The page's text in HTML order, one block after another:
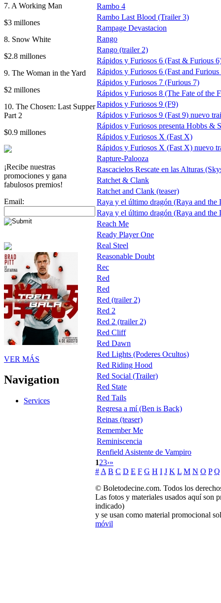
7. A Working Man
$3 millones
8. Snow White
$2.8 millones
9. The Woman in the Yard
$2 millones
10. The Chosen: Last Supper
Part 2
$0.9 millones
¡Recibe nuestras
promociones y gana
fabulosos premios!
Email:
VER MÁS
Navigation
Services
Rambo 4
Rambo Last Blood (Trailer 3)
Rampage Devastacion
Rango
Rango (trailer 2)
Rápidos y Furiosos 6 (Fast & Furious
Rápidos y Furiosos 6 (Fast and
Rápidos y Furiosos 7 (Furious 7)
Rápidos y Furiosos 8 (The Fate of the
Rapidos y Furiosos 9 (F9)
Rápidos y Furiosos 9 (Fast 9) nuevo
Rápidos y Furiosos presenta Hobbs &
Rápidos y Furiosos X (Fast X)
Rápidos y Furiosos X (Fast X) nuevo
Rapture-Palooza
Rascacielos Rescate en las Alturas
Ratchet & Clank
Ratchet and Clank (teaser)
Raya y el último dragón (Raya and the
Raya y el último dragón (Raya and the
Reach Me
Ready Player One
Real Steel
Reasonable Doubt
Rec
Red
Red
Red (trailer 2)
Red 2
Red 2 (trailer 2)
Red Cliff
Red Dawn
Red Lights (Poderes Ocultos)
Red Riding Hood
Red Social (Trailer)
Red State
Red Tails
Regresa a mí (Ben is Back)
Reinas (teaser)
Remember Me
Reminiscencia
Renfield Asistente de Vampiro
123›»
# A B C D E F G H I J K L M N O P Q
© Boletodecine.com. Todos los
Las fotos y materiales usados aquí son
indicado)
y se usan como material promocional
móvil